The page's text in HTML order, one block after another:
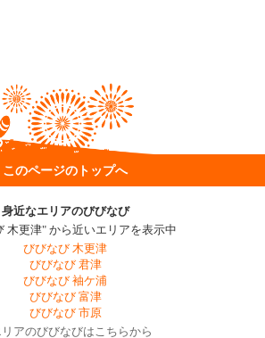
このページのトップへ
身近なエリアのびびなび
木更津" から近いエリアを表示中
びびなび 木更津
びびなび 君津
びびなび 袖ケ浦
びびなび 富津
びびなび 市原
アのびびなびはこちらから